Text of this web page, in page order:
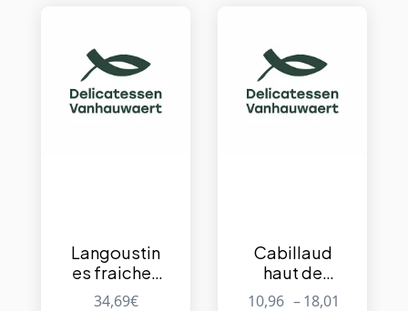
Langoustin
es fraiches
16/20 – 1kg
34,69€
Cabillaud
haut de
gamme – Le
10,96 –18,01